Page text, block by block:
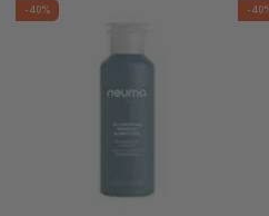
-40% -